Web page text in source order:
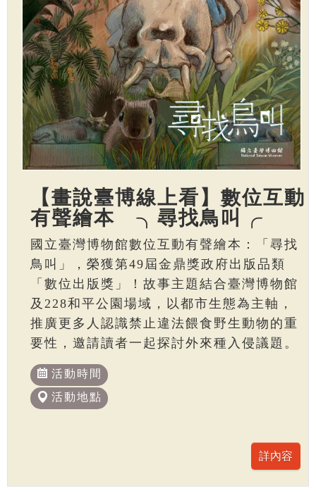
【畫說臺博線上看】數位互動
有聲繪本 ╮尋找鳥叫╭
國立臺灣博物館數位互動有聲繪本：「尋找
鳥叫」，榮獲第49屆金鼎獎政府出版品類
「數位出版獎」！故事主題結合臺灣博物館
及228和平公園場域，以都市生態為主軸，
推廣更多人認識禁止違法餵食野生動物的重
要性，邀請讀者一起探討外來種入侵議題。
活動時間
活動地點